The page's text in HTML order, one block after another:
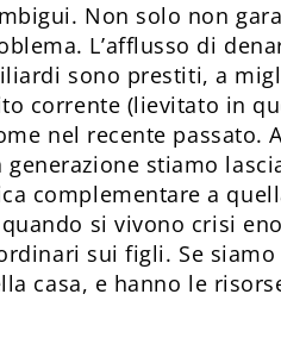
Non solo non
L’afflusso di
sono prestiti, a
corrente (lievitato in
nel recente passato.
generazione stiamo
complementare a
si vivono crisi
sui figli. Se
casa, e hanno le